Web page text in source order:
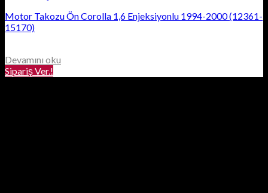
Motor Takozu Ön Corolla 1,6 Enjeksiyonlu 1994-2000 (12361-
15170)
Devamını oku
Sipariş Ver.!